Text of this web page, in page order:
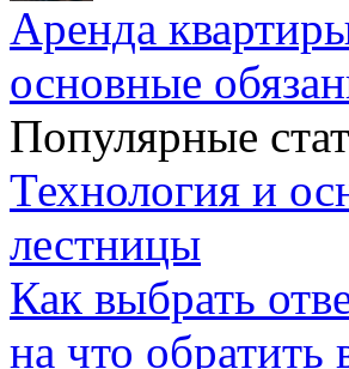
Аренда
основные
Популярные
Технология и
лестницы
Как выбрать
на что обратить